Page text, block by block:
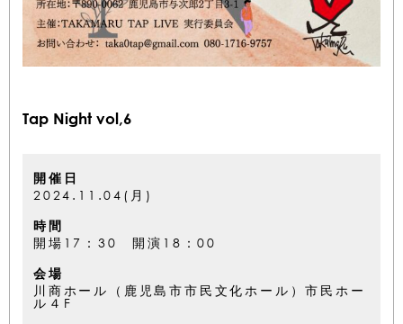
Tap Night vol,6
開催日
2024.11.04(月)
時間
開場17：30 開演18：00
会場
川商ホール（鹿児島市市民文化ホール）市民ホー
ル４F